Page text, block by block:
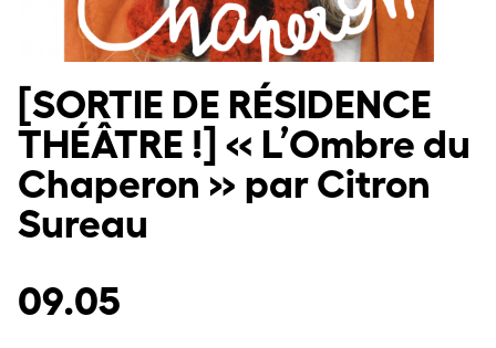
[SORTIE DE RÉSIDENCE
THÉÂTRE !] « L’Ombre du
Chaperon » par Citron
Sureau
09.05